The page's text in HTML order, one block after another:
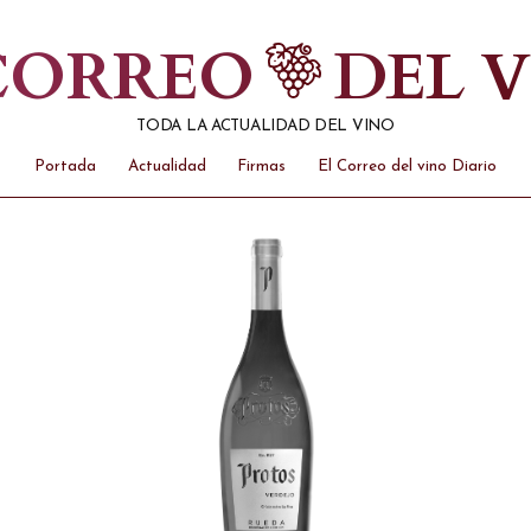
DEL
TODA LA ACTUALIDAD DEL VINO
Portada Actualidad Firmas El Correo del vino Diario